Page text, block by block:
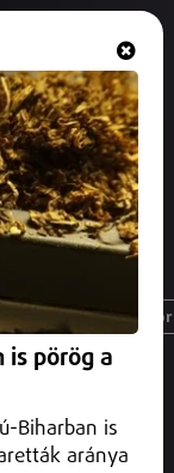
is pörög a
Biharban is
aránya